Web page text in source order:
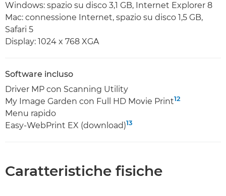
Windows: spazio su disco 3,1 GB, Internet Explorer 8
Mac: connessione Internet, spazio su disco 1,5 GB,
Safari 5
Display: 1024 x 768 XGA
Software incluso
Driver MP con Scanning Utility
My Image Garden con Full HD Movie Print12
Menu rapido
Easy-WebPrint EX (download)13
Caratteristiche fisiche